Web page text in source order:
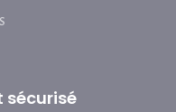
sécurisé